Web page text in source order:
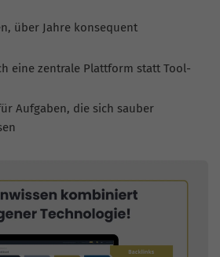
über Jahre konsequent
eine zentrale Plattform statt Tool-
Aufgaben, die sich sauber